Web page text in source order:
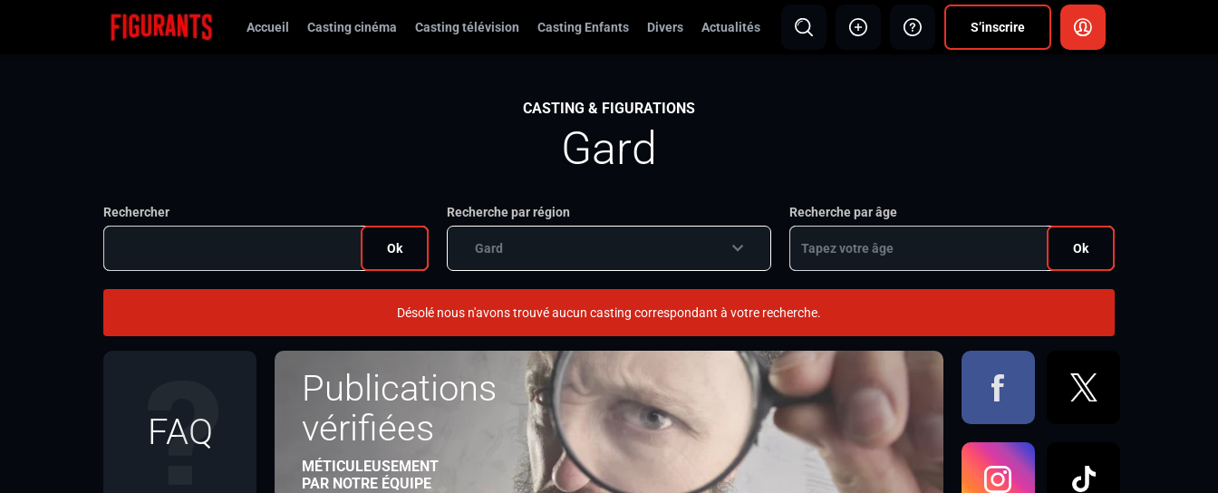
Accueil Casting cinéma Casting télévision Casting Enfants Divers Actualités S’inscrire
CASTING & FIGURATIONS
Gard
Rechercher
Ok
Recherche par région
Gard
Recherche par âge
Ok
Désolé nous n'avons trouvé aucun casting correspondant à votre recherche.
FAQ
Publications
vérifiées
MÉTICULEUSEMENT
PAR NOTRE ÉQUIPE